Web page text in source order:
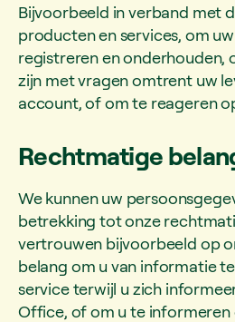
Bijvoorbeeld in verband met
producten en services, om
registreren en onderhouden,
zijn met vragen omtrent uw
account, of om te reageren
Rechtmatige
We kunnen uw
betrekking tot onze
vertrouwen bijvoorbeeld op
belang om u van informatie
service terwijl u zich
Office, of om u te informeren